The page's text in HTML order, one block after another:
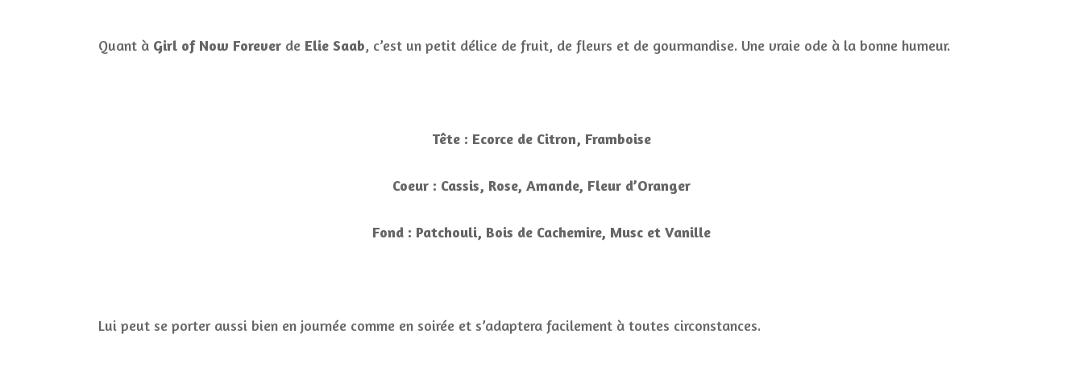
Quant à Girl of Now Forever de Elie Saab, c’est un petit délice de fruit, de fleurs et de gourmandise. Une vraie ode à la bonne humeur.
Tête : Ecorce de Citron, Framboise
Coeur : Cassis, Rose, Amande, Fleur d’Oranger
Fond : Patchouli, Bois de Cachemire, Musc et Vanille
Lui peut se porter aussi bien en journée comme en soirée et s’adaptera facilement à toutes circonstances.